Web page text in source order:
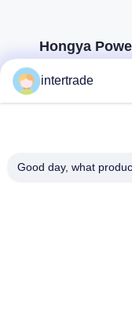
Hongya
Maßgeschneiderte
intertrade
Good day, what